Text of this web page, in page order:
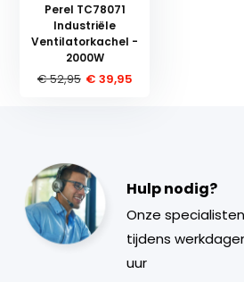
Perel TC78071
Industriële
Ventilatorkachel -
2000W
€ 52,95 € 39,95
Hulp nodig?
Onze
tijdens
uur